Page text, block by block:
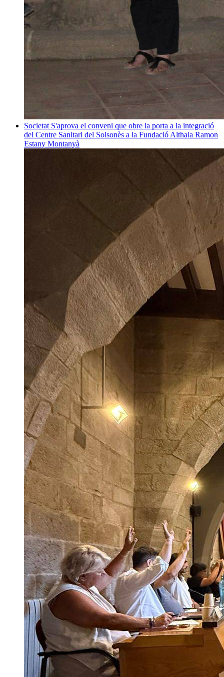
Societat S'aprova el conveni que obre la porta a la integració
del Centre Sanitari del Solsonès a la Fundació Althaia Ramon
Estany Montanyà